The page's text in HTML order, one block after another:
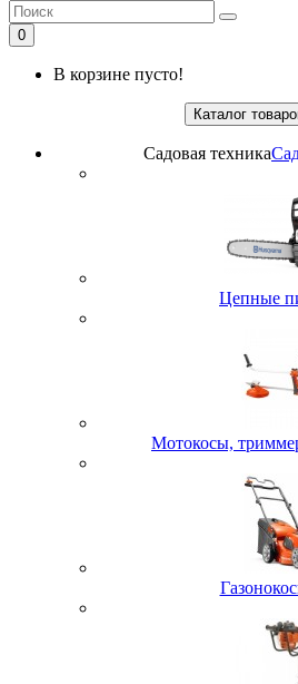
0
В корзине пусто!
Каталог
Садовая техника
Цепные
Мотокосы,